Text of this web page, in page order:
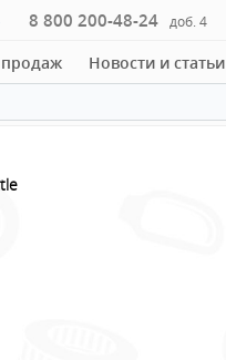
8 800 200-48-24 доб. 4
Новости и статьи